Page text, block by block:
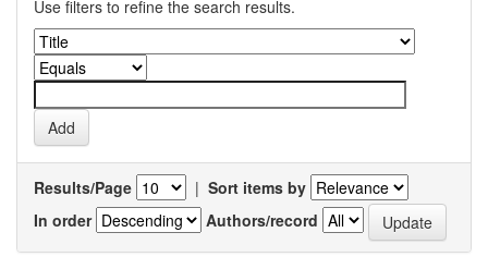
Use filters to refine the search results.
Results/Page | Sort items by
In order
Authors/record